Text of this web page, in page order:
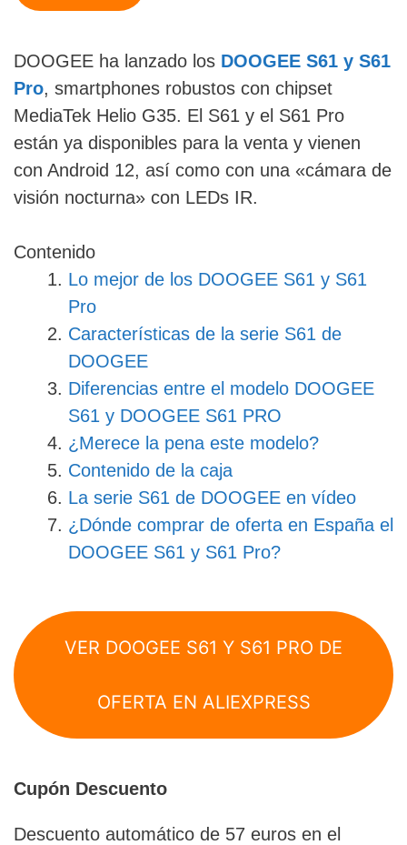
DOOGEE ha lanzado los DOOGEE S61 y S61
Pro, smartphones robustos con chipset
MediaTek Helio G35. El S61 y el S61 Pro
están ya disponibles para la venta y vienen
con Android 12, así como con una «cámara de
visión nocturna» con LEDs IR.
Contenido
Lo mejor de los DOOGEE S61 y S61
Pro
Características de la serie S61 de
DOOGEE
Diferencias entre el modelo DOOGEE
S61 y DOOGEE S61 PRO
¿Merece la pena este modelo?
Contenido de la caja
La serie S61 de DOOGEE en vídeo
¿Dónde comprar de oferta en España el
DOOGEE S61 y S61 Pro?
VER DOOGEE S61 Y S61 PRO DE
OFERTA EN ALIEXPRESS
Cupón Descuento
Descuento automático de 57 euros en el